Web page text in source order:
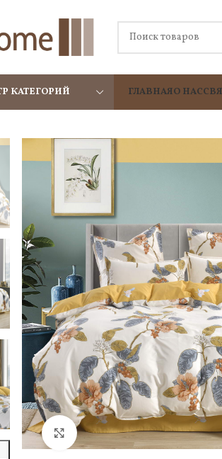
КАТЕГОРИЙ ГЛАВНАЯО НАС
Нажмите, чтобы увеличить